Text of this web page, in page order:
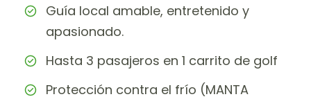
Guía local amable, entretenido y
apasionado.
Hasta 3 pasajeros en 1 carrito de golf
Protección contra el frío (MANTA